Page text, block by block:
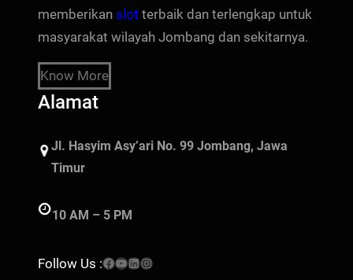
memberikan slot terbaik dan terlengkap untuk
masyarakat wilayah Jombang dan sekitarnya.
Know More
Alamat
Jl. Hasyim Asy’ari No. 99 Jombang, Jawa
Timur
10 AM – 5 PM
Follow Us :Facebook YouTube LinkedIn Instagram